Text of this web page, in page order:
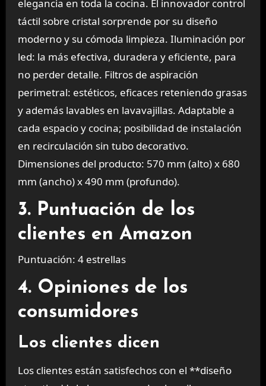
elegancia en toda la cocina. El innovador control
táctil sobre cristal sorprende por su diseño
moderno y su cómoda limpieza. Iluminación por
led: la más efectiva, duradera y eficiente, para
no perder detalle. Filtros de aspiración
perimetral: estéticos, eficaces reteniendo grasas
y además lavables en lavavajillas. Adaptable a
cada espacio y cocina; posibilidad de instalación
en recirculación sin tubo decorativo.
Dimensiones del producto: 570 mm (alto) x 680
mm (ancho) x 490 mm (profundo).
3. Puntuación de los
clientes en Amazon
Puntuación: 4 estrellas
4. Opiniones de los
consumidores
Los clientes dicen
Los clientes están satisfechos con el **diseño